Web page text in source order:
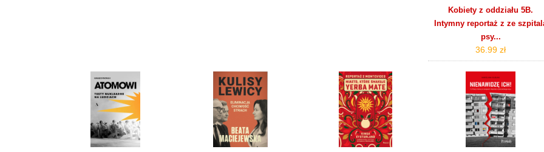
Kobiety z oddziału 5B.
Intymny reportaż z ze
psy...
36.99 zł